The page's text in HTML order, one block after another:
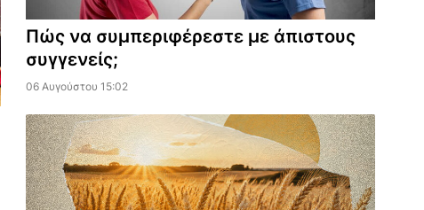
Πώς να συμπεριφέρεστε με άπιστους
συγγενείς;
06 Αυγούστου 15:02